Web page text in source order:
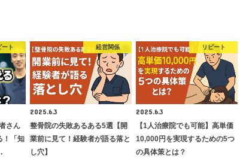
ート
さん
！「知
経営関係
2025.6.3
整骨院の失敗あるある5選【開
業前に見て！経験者が語る落と
し穴】
リピート
2025.6.3
【1人治療院でも可能】高単価
10,000円を実現するための5つ
の具体策とは？